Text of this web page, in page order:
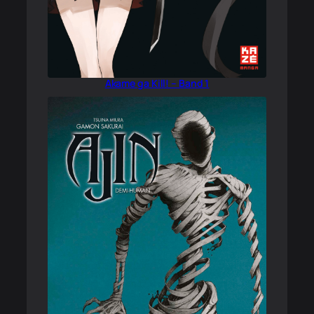
Akame ga Kill! – Band 1